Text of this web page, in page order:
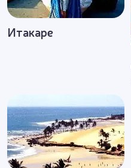
Итакаре